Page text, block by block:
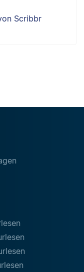
Scribbr